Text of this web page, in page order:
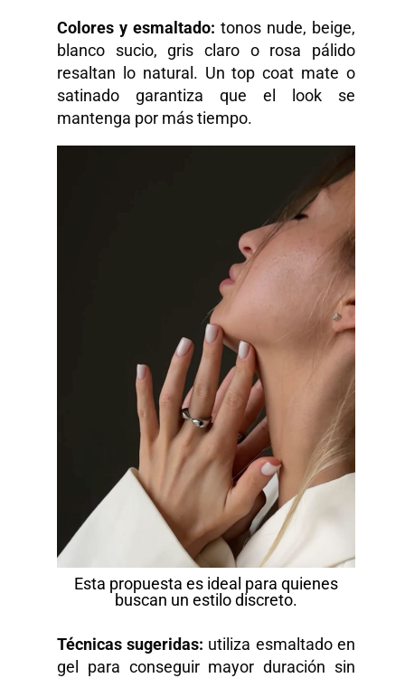
Colores y esmaltado: tonos nude, beige,
blanco sucio, gris claro o rosa pálido
resaltan lo natural. Un top coat mate o
satinado garantiza que el look se
mantenga por más tiempo.
Esta propuesta es ideal para quienes
buscan un estilo discreto.
Técnicas sugeridas: utiliza esmaltado en
gel para conseguir mayor duración sin